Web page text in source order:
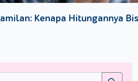
Kenapa Hitungannya